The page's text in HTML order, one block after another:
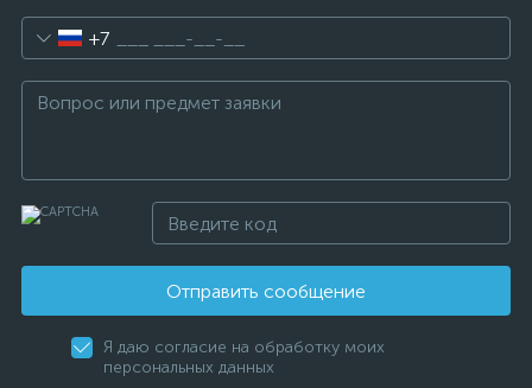
+7
Отправить сообщение
Я даю согласие на обработку моих
персональных данных